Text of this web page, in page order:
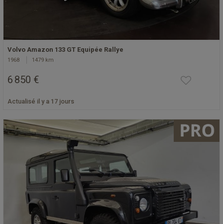
Volvo Amazon 133 GT Equipée Rallye
1968 1479 km
6 850 €
Actualisé il y a 17 jours